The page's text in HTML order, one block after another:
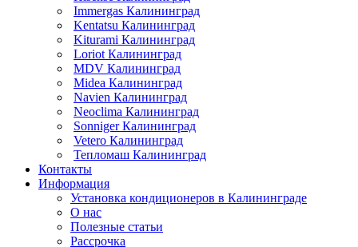
Immergas Калининград
Kentatsu Калининград
Kiturami Калининград
Loriot Калининград
MDV Калининград
Midea Калининград
Navien Калининград
Neoclima Калининград
Sonniger Калининград
Vetero Калининград
Тепломаш Калининград
Контакты
Информация
Установка кондиционеров в Калининграде
О нас
Полезные статьи
Рассрочка